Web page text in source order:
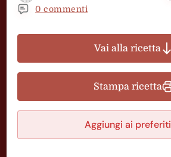
0 commenti
Vai alla ricetta
Stampa ricetta
Aggiungi ai preferiti